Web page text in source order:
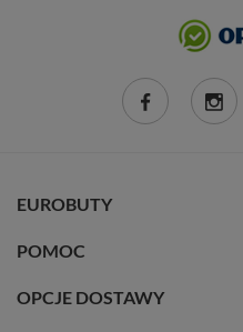
EUROBUTY
POMOC
OPCJE DOSTAWY